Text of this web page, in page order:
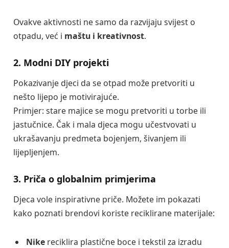
Ovakve aktivnosti ne samo da razvijaju svijest o
otpadu, već i maštu i kreativnost.
2. Modni DIY projekti
Pokazivanje djeci da se otpad može pretvoriti u
nešto lijepo je motivirajuće.
Primjer: stare majice se mogu pretvoriti u torbe ili
jastučnice. Čak i mala djeca mogu učestvovati u
ukrašavanju predmeta bojenjem, šivanjem ili
lijepljenjem.
3. Priča o globalnim primjerima
Djeca vole inspirativne priče. Možete im pokazati
kako poznati brendovi koriste reciklirane materijale:
Nike reciklira plastične boce i tekstil za izradu